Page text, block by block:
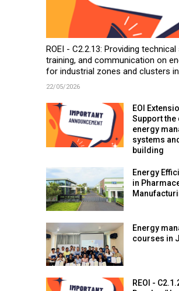
ROEI - C2.2.13: Providing
training, and communication on
for industrial zones and clusters
22/05/2026
EOI
Support
energy
systems
building
Energy
in
Energy
courses in
REOI -